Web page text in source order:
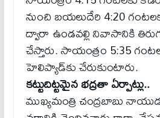
నుంచి బయలుదేరి 4:20
ద్వారా ఉండవల్లి నివాసానికి
చేస్తారు. సాయంత్రం 5:35
హెలిప్యాడ్‌కు చేరుకుంటారు.
కట్టుదిట్టమైన భద్రతా ఏర్పాట్లు..
ముఖ్యమంత్రి చంద్రబాబు